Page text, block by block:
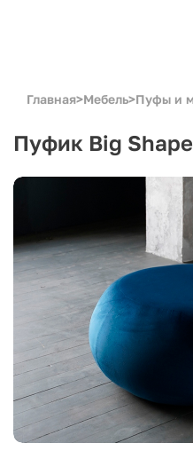
Главная>Мебель>Пуфы и
Пуфик Big